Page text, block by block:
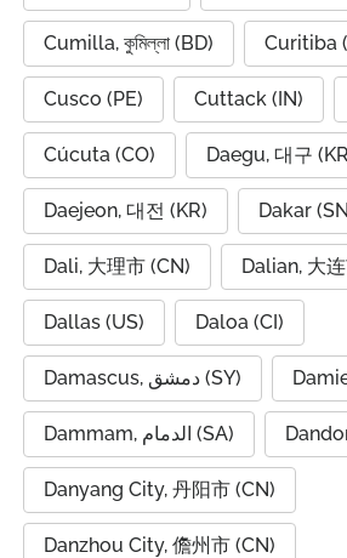
Cumilla, কুমিল্লা (BD) Curitiba
Cusco (PE) Cuttack (IN)
Cúcuta (CO) Daegu, 대구
Daejeon, 대전 (KR) Dakar
Dali, 大理市 (CN) Dalian, 大
Dallas (US) Daloa (CI)
Damascus, دمشق (SY)
Dammam, الدمام (SA)
Danyang City, 丹阳市 (CN)
Danzhou City, 儋州市 (CN)